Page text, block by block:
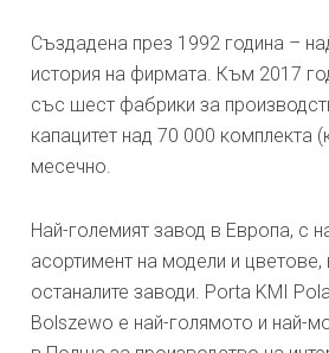
Създадена през 1992 година –
история на фирмата. Към 2017
със шест фабрики за
капацитет над 70 000 комплекта
месечно.
Най-големият завод в Европа, с
асортимент на модели и цветове,
останалите заводи. Porta KMI
Bolszewo е най-голямото и най-